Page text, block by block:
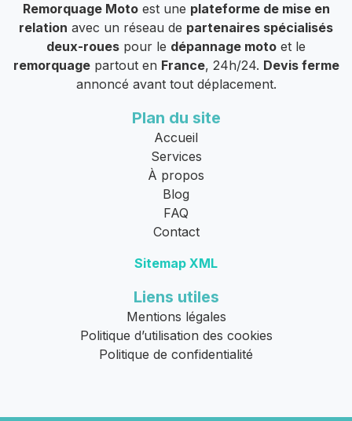
Remorquage Motoest une plateforme de mise en
relation avec un réseau de partenaires spécialisés
deux-roues pour le dépannage moto et le
remorquagepartout en France, 24h/24. Devis ferme
annoncé avant tout déplacement.
Plan du site
Accueil
Services
À propos
Blog
FAQ
Contact
Sitemap XML
Liens utiles
Mentions légales
Politique d’utilisation des cookies
Politique de confidentialité